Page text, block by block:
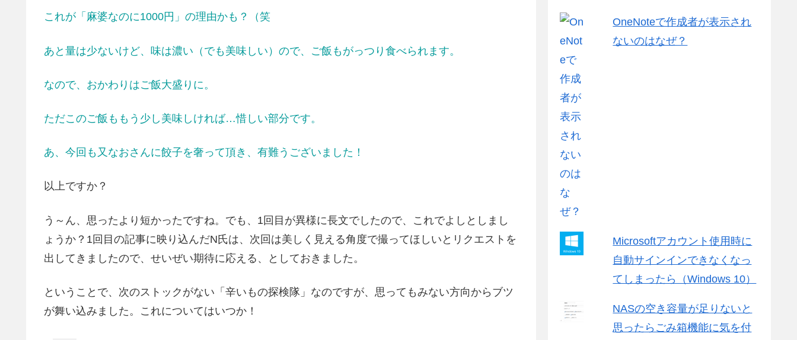
これが「麻婆なのに1000円」の理由かも？（笑
あと量は少ないけど、味は濃い（でも美味しい）ので、ご飯もがっつり食べられます。
なので、おかわりはご飯大盛りに。
ただこのご飯ももう少し美味しければ…惜しい部分です。
あ、今回も又なおさんに餃子を奢って頂き、有難うございました！
以上ですか？
う～ん、思ったより短かったですね。でも、1回目が異様に長文でしたので、これでよしとしまし
ょうか？1回目の記事に映り込んだN氏は、次回は美しく見える角度で撮ってほしいとリクエストを
出してきましたので、せいぜい期待に応える、としておきました。
ということで、次のストックがない「辛いもの探検隊」なのですが、思ってもみない方向からブツ
が舞い込みました。これについてはいつか！
OneNoteで作成者が表示され
ないのはなぜ？
Microsoftアカウント使用時に
自動サインインできなくなっ
てしまったら（Windows 10）
NASの空き容量が足りないと
思ったらごみ箱機能に気を付